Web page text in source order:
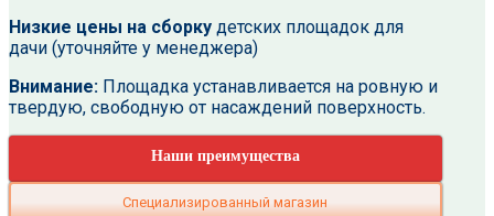
Низкие цены на сборку детских площадок для
дачи (уточняйте у менеджера)
Внимание: Площадка устанавливается на ровную и
твердую, свободную от насаждений поверхность.
Наши преимущества
Специализированный магазин